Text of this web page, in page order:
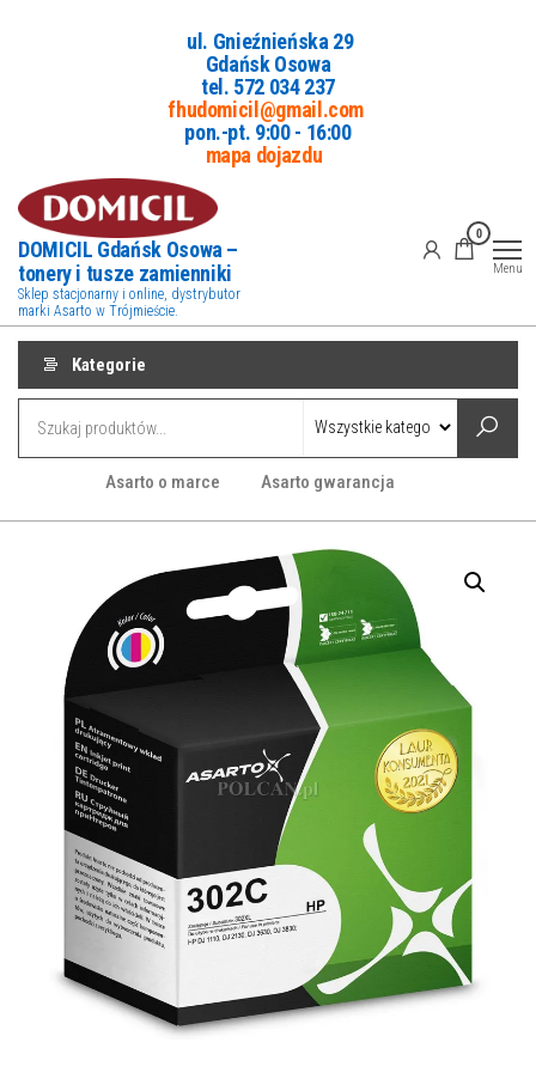
ul. Gnieźnieńska 29
Gdańsk Osowa
tel. 572 034 237
fhudomicil@gmail.com
pon.-pt. 9:00 - 16:00
mapa dojazdu
DOMICIL Gdańsk Osowa –
tonery i tusze zamienniki
Sklep stacjonarny i online, dystrybutor
marki Asarto w Trójmieście.
0
Menu
Kategorie
Asarto o marce Asarto gwarancja